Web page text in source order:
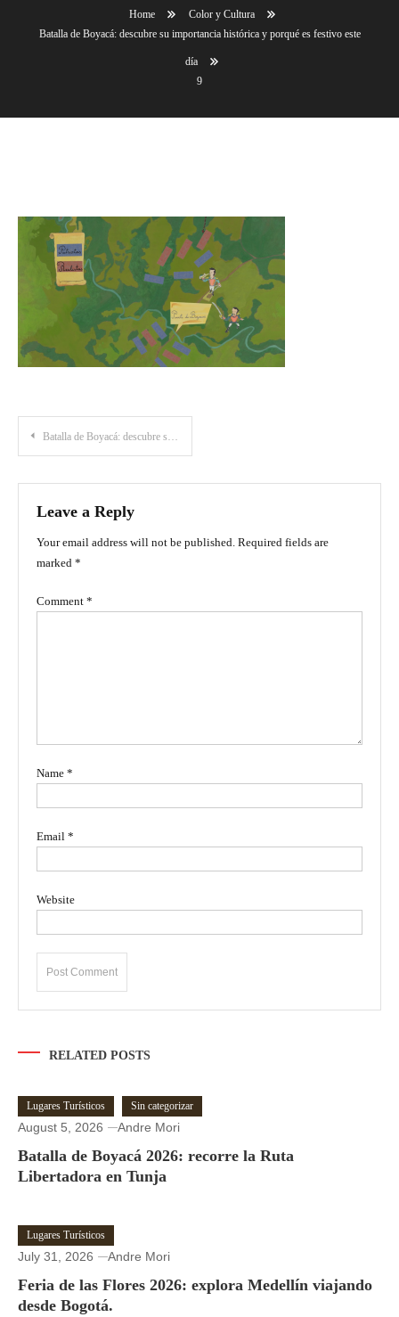
Home
Color y Cultura
Batalla de Boyacá: descubre su importancia histórica y porqué es festivo este
día
9
Post
navigation
Batalla de Boyacá: descubre su importancia histórica y porqué es festivo este día
Leave a Reply
Your email address will not be published. Required fields are
marked *
Comment *
Name *
Email *
Website
RELATED POSTS
Lugares Turísticos Sin categorizar
August 5, 2026 Andre Mori
Batalla de Boyacá 2026: recorre la Ruta
Libertadora en Tunja
Lugares Turísticos
July 31, 2026 Andre Mori
Feria de las Flores 2026: explora Medellín viajando
desde Bogotá.